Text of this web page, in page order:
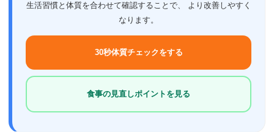
生活習慣と体質を合わせて確認することで、 より改善しやすく
なります。
30秒体質チェックをする
食事の見直しポイントを見る